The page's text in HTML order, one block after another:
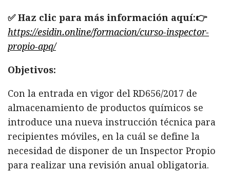
✅ Haz clic para más información aquí:👉
https://esidin.online/formacion/curso-inspector-
propio-apq/
Objetivos:
Con la entrada en vigor del RD656/2017 de
almacenamiento de productos químicos se
introduce una nueva instrucción técnica para
recipientes móviles, en la cuál se define la
necesidad de disponer de un Inspector Propio
para realizar una revisión anual obligatoria.